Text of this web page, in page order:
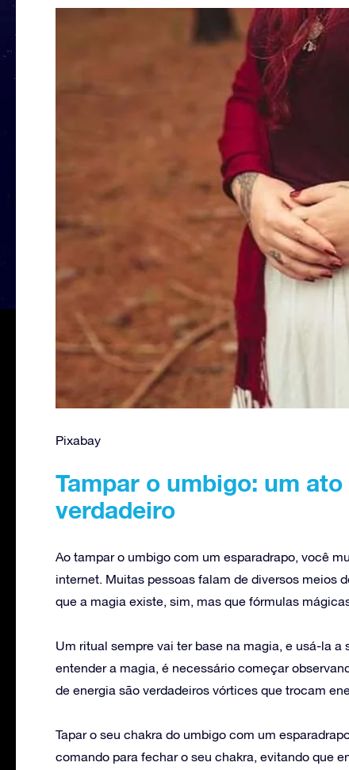
Pixabay
Tampar o umbigo: um
verdadeiro
Ao tampar o umbigo com um esparadrapo, você
internet. Muitas pessoas falam de diversos meios
que a magia existe, sim, mas que fórmulas
Um ritual sempre vai ter base na magia, e usá-la
entender a magia, é necessário começar
de energia são verdadeiros vórtices que trocam
Tapar o seu chakra do umbigo com um
comando para fechar o seu chakra, evitando que